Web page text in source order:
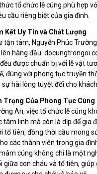
tổ chức lễ cúng phù hợp
cầu riêng biệt của gia đình.
Kết Uy Tín và Chất Lượng
tận tâm, Nguyễn Phúc
hàng đầu.
được chuẩn bị với lễ vật
đúng với phong tục truyền
hài lòng tuyệt đối cho
Trọng Của Phong Tục Cúng
An, việc tổ chức lễ cúng
linh mà còn là dịp để gia
tổ tiên, đồng thời cầu mong
các thành viên trong gia
cúng không chỉ là một
giữa con cháu và tổ tiên, giúp